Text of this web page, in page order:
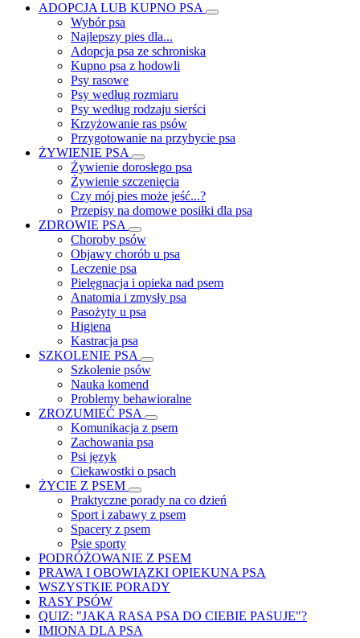
ADOPCJA LUB KUPNO PSA
Wybór psa
Najlepszy pies dla...
Adopcja psa ze schroniska
Kupno psa z hodowli
Psy rasowe
Psy według rozmiaru
Psy według rodzaju sierści
Krzyżowanie ras psów
Przygotowanie na przybycie psa
ŻYWIENIE PSA
Żywienie dorosłego psa
Żywienie szczenięcia
Czy mój pies może jeść...?
Przepisy na domowe posiłki dla psa
ZDROWIE PSA
Choroby psów
Objawy chorób u psa
Leczenie psa
Pielęgnacja i opieka nad psem
Anatomia i zmysły psa
Pasożyty u psa
Higiena
Kastracja psa
SZKOLENIE PSA
Szkolenie psów
Nauka komend
Problemy behawioralne
ZROZUMIEĆ PSA
Komunikacja z psem
Zachowania psa
Psi język
Ciekawostki o psach
ŻYCIE Z PSEM
Praktyczne porady na co dzień
Sport i zabawy z psem
Spacery z psem
Psie sporty
PODRÓŻOWANIE Z PSEM
PRAWA I OBOWIĄZKI OPIEKUNA PSA
WSZYSTKIE PORADY
RASY PSÓW
QUIZ: "JAKA RASA PSA DO CIEBIE PASUJE"?
IMIONA DLA PSA